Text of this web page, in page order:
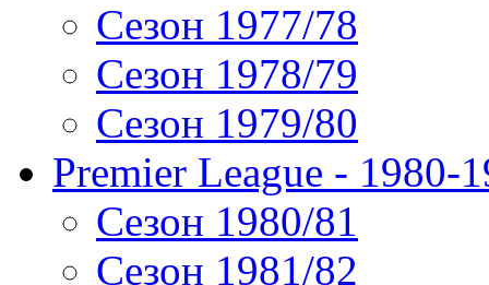
Сезон 1977/78
Сезон 1978/79
Сезон 1979/80
Premier League - 1980-
Сезон 1980/81
Сезон 1981/82